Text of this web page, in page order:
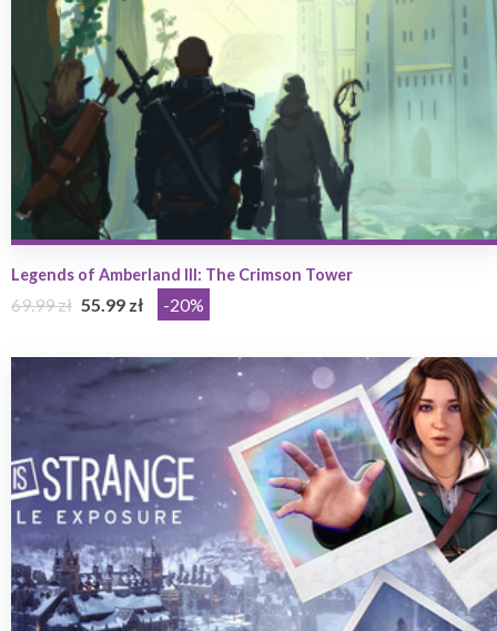
Legends of Amberland III: The Crimson Tower
69.99 zł 55.99 zł -20%